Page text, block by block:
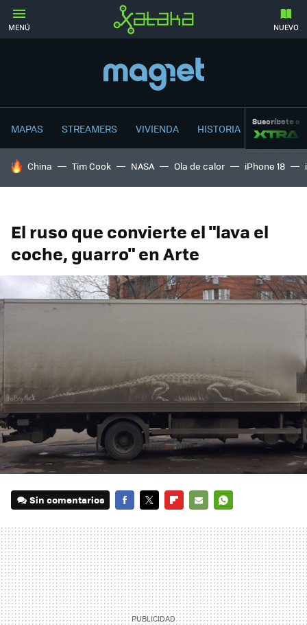
MENÚ NUEVO
MAPAS STREAMERS VIVIENDA HISTORIA Suscríbete a
HOY SE HABLA DE
China Tim Cook NASA Ola de calor iPhone 18
El ruso que convierte el "lava el
coche, guarro" en Arte
Sin comentarios
MAIL